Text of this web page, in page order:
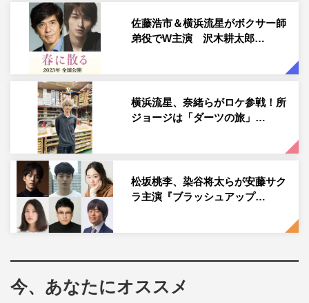
とある日本の集落・霞門村（かもんむら）を舞台に、環境
問題、限界集落に若者の貧困、広がり続ける格差社会と、
道を誤ったら這い上がることが困難な社会構造の歪みとい
った、現代日本が抱える闇を描き出していく。
主人公の優を演じるのは、横浜流星。どこにも居場所を見
つけられずに生きてきた青年が、自分とこの世界をつなぐ
唯一の希望を守るためダークサイドに転じる姿をリアルに
体現し、黒木華、古田新太、中村獅童をはじめとした豪華
出演陣との共演で、“今までに観たことない横浜流星”とし
て新境地を魅せている。
ような深い霧と、それらを切り裂くような強烈なせりふと
役者陣のすさまじい表情が映し出されていく。
佐藤浩市＆横浜流星がボクサー師
弟役でW主演 沢木耕太郎…
横浜流星、奈緒らがロケ参戦！所
ジョージは「ダーツの旅」…
松坂桃李、染谷将太らが安藤サク
ラ主演『ブラッシュアップ…
今、あなたにオススメ